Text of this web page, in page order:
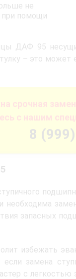
не
при помощи
ДАФ 95
– это может
срочная
с нашим
8
необходима
запасных
избежать
если замена
с легкостью